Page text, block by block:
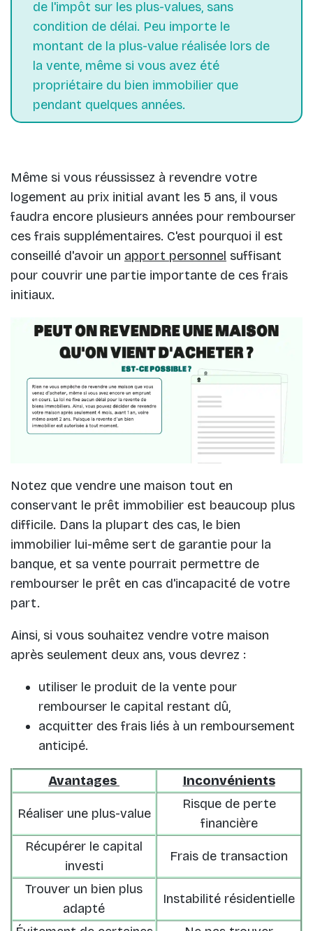
de l'impôt sur les plus-values, sans
condition de délai. Peu importe le
montant de la plus-value réalisée lors de
la vente, même si vous avez été
propriétaire du bien immobilier que
pendant quelques années.
Même si vous réussissez à revendre votre
logement au prix initial avant les 5 ans, il vous
faudra encore plusieurs années pour rembourser
ces frais supplémentaires. C'est pourquoi il est
conseillé d'avoir un apport personnel suffisant
pour couvrir une partie importante de ces frais
initiaux.
Notez que vendre une maison tout en
conservant le prêt immobilier est beaucoup plus
difficile. Dans la plupart des cas, le bien
immobilier lui-même sert de garantie pour la
banque, et sa vente pourrait permettre de
rembourser le prêt en cas d'incapacité de votre
part.
Ainsi, si vous souhaitez vendre votre maison
après seulement deux ans, vous devrez :
utiliser le produit de la vente pour
rembourser le capital restant dû,
acquitter des frais liés à un remboursement
anticipé.
Avantages Inconvénients
Réaliser une plus-value
Risque de perte
financière
Récupérer le capital
investi
Frais de transaction
Trouver un bien plus
adapté
Instabilité résidentielle